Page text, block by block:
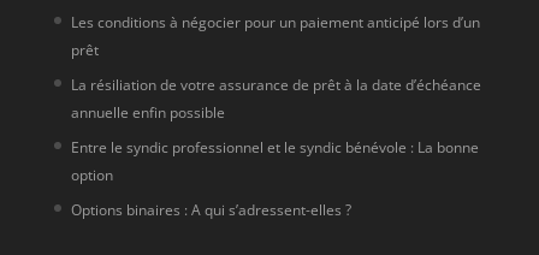
Les conditions à négocier pour un paiement anticipé lors d’un
prêt
La résiliation de votre assurance de prêt à la date d’échéance
annuelle enfin possible
Entre le syndic professionnel et le syndic bénévole : La bonne
option
Options binaires : A qui s’adressent-elles ?